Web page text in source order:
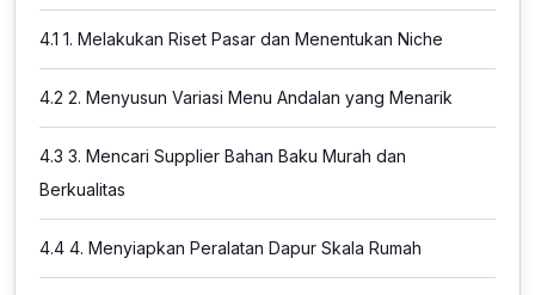
4.1 1. Melakukan Riset Pasar dan Menentukan Niche
4.2 2. Menyusun Variasi Menu Andalan yang Menarik
4.3 3. Mencari Supplier Bahan Baku Murah dan
Berkualitas
4.4 4. Menyiapkan Peralatan Dapur Skala Rumah